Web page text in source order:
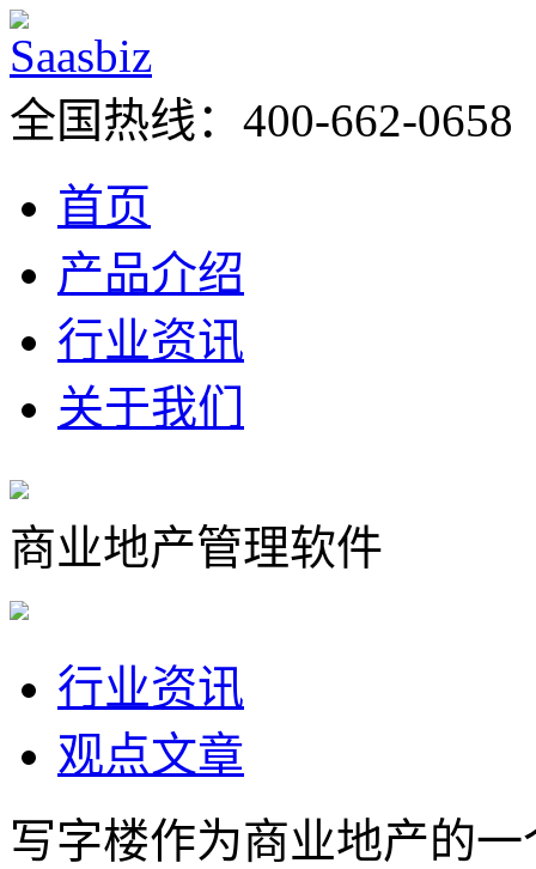
全国热线：400-662-0658
首页
产品介绍
行业资讯
关于我们
商业地产管理软件
行业资讯
观点文章
写字楼作为商业地产的